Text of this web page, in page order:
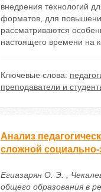
внедрения технологий
форматов, для
рассматриваются
настоящего времени на
Ключевые слова:
преподаватели и
Анализ
сложной социально-
Егиазарян О. Э. ,
общего образования в